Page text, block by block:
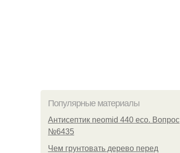
Популярные материалы
Антисептик neomid 440 eco. Вопрос
№6435
Чем грунтовать дерево перед